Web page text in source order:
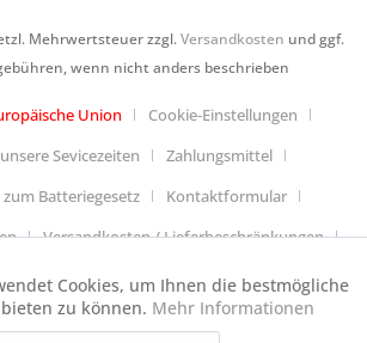
Mehrwertsteuer zzgl.Versandkosten und ggf.
wenn nicht anders beschrieben
Union
Cookie-Einstellungen
unsere Sevicezeiten
Zahlungsmittel
Batteriegesetz
Kontaktformular
Versandkosten / Lieferbeschränkungen
& Muster-Widerrufsformular
Allgemeine Geschäftsbedingungen
Aktiv
Cookies, um Ihnen die bestmögliche
zu können. Mehr Informationen